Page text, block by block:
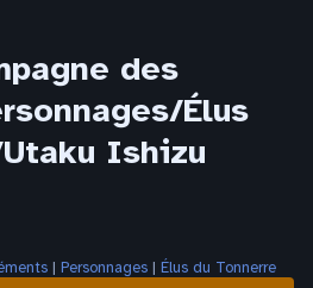
des
Élus
Ishizu
‎ | Personnages ‎ | Élus du Tonnerre